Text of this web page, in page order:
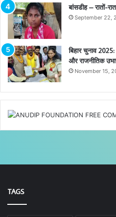
बांसडीह – रातों-
September 22,
बिहार चुनाव
और राजनीतिक
November 15,
TAGS